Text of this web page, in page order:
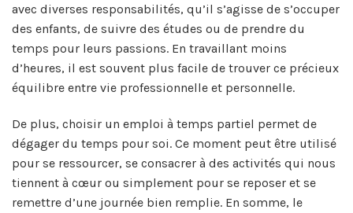
avec diverses responsabilités, qu’il s’agisse de s’occuper
des enfants, de suivre des études ou de prendre du
temps pour leurs passions. En travaillant moins
d’heures, il est souvent plus facile de trouver ce précieux
équilibre entre vie professionnelle et personnelle.
De plus, choisir un emploi à temps partiel permet de
dégager du temps pour soi. Ce moment peut être utilisé
pour se ressourcer, se consacrer à des activités qui nous
tiennent à cœur ou simplement pour se reposer et se
remettre d’une journée bien remplie. En somme, le